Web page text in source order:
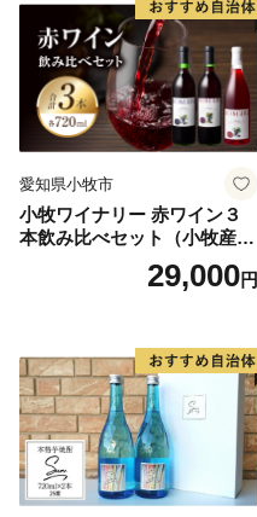
愛知県小牧市
小牧ワイナリー 赤ワイン３
本飲み比べセット（小牧産ぶ
どう100％使用）29,000円